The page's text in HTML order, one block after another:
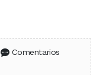
Facebook
en X (Twitter)
en WhatsApp
Comentarios